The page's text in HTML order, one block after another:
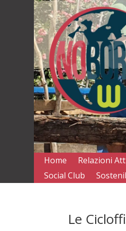
Home Relazioni
Social Club
Le